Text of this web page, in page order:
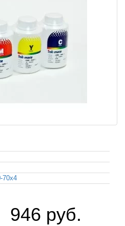
70x4
946 руб.